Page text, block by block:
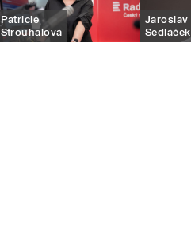
Patricie
Strouhalová
Jaroslav
Sedláček